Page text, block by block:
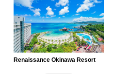
Renaissance Okinawa Resort